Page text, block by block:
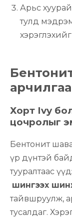
Арьс
тулд
Хорт Ivy
цочролыг
Бентонит
үр дүнтэй
тууралтаас
шингээх
тайвшруулж,
тусалдаг.